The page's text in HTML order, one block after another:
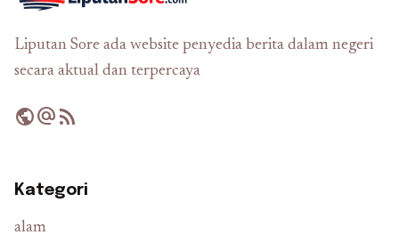
Liputan Sore ada website penyedia berita dalam negeri
secara aktual dan terpercaya
publicalternate_emailrss_feed
Kategori
alam